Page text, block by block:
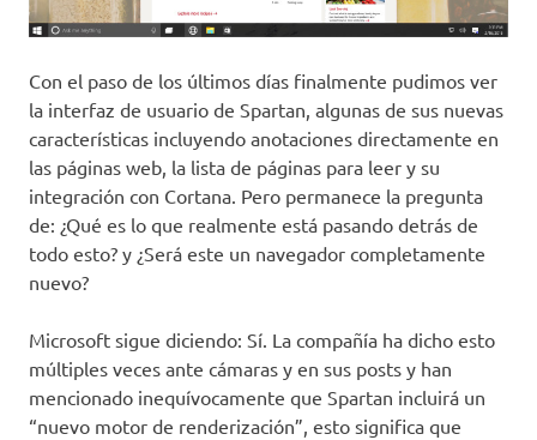
Con el paso de los últimos días finalmente pudimos ver
la interfaz de usuario de Spartan, algunas de sus nuevas
características incluyendo anotaciones directamente en
las páginas web, la lista de páginas para leer y su
integración con Cortana. Pero permanece la pregunta
de: ¿Qué es lo que realmente está pasando detrás de
todo esto? y ¿Será este un navegador completamente
nuevo?
Microsoft sigue diciendo: Sí. La compañía ha dicho esto
múltiples veces ante cámaras y en sus posts y han
mencionado inequívocamente que Spartan incluirá un
“nuevo motor de renderización”, esto significa que